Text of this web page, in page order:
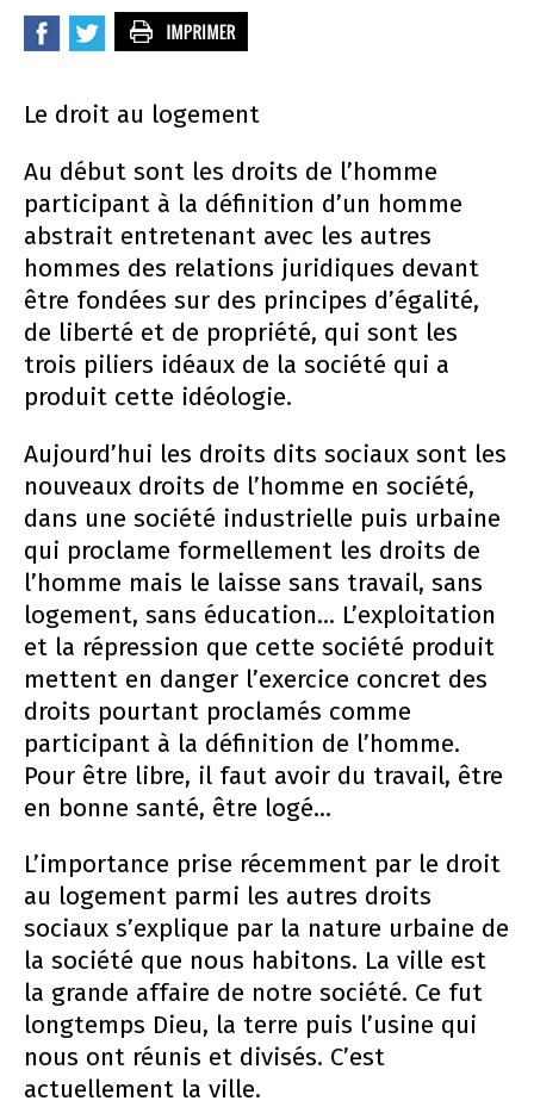
Le droit au logement
Au début sont les droits de l’homme
participant à la définition d’un homme
abstrait entretenant avec les autres
hommes des relations juridiques devant
être fondées sur des principes d’égalité,
de liberté et de propriété, qui sont les
trois piliers idéaux de la société qui a
produit cette idéologie.
Aujourd’hui les droits dits sociaux sont les
nouveaux droits de l’homme en société,
dans une société industrielle puis urbaine
qui proclame formellement les droits de
l’homme mais le laisse sans travail, sans
logement, sans éducation... L’exploitation
et la répression que cette société produit
mettent en danger l’exercice concret des
droits pourtant proclamés comme
participant à la définition de l’homme.
Pour être libre, il faut avoir du travail, être
en bonne santé, être logé...
L’importance prise récemment par le droit
au logement parmi les autres droits
sociaux s’explique par la nature urbaine de
la société que nous habitons. La ville est
la grande affaire de notre société. Ce fut
longtemps Dieu, la terre puis l’usine qui
nous ont réunis et divisés. C’est
actuellement la ville.